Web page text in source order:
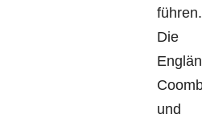
führen.
Die
und